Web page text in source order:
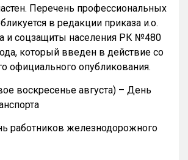
Перечень профессиональных
в редакции приказа и.о.
и соцзащиты населения РК №480
который введен в действие со
официального опубликования.
воскресенье августа) – День
работников железнодорожного